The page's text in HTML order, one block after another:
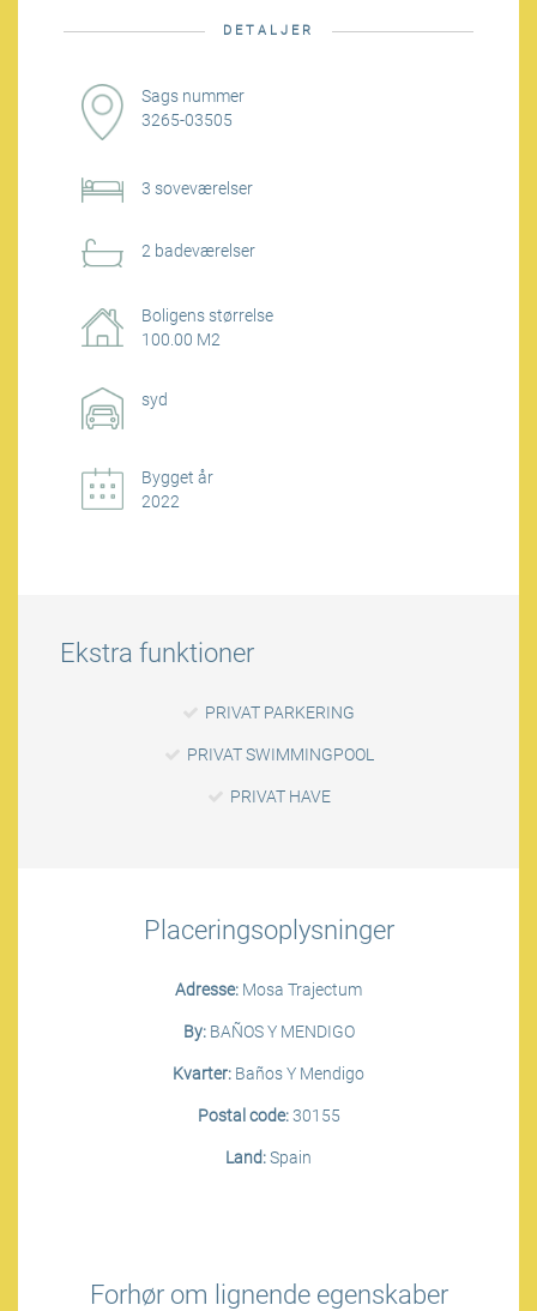
DETALJER
Sags nummer
3265-03505
3 soveværelser
2 badeværelser
Boligens størrelse
100.00 M2
syd
Bygget år
2022
Ekstra funktioner
PRIVAT PARKERING
PRIVAT SWIMMINGPOOL
PRIVAT HAVE
Placeringsoplysninger
Adresse: Mosa Trajectum
By:BAÑOS Y MENDIGO
Kvarter: Baños Y Mendigo
Postal code:30155
Land:Spain
Forhør om lignende egenskaber